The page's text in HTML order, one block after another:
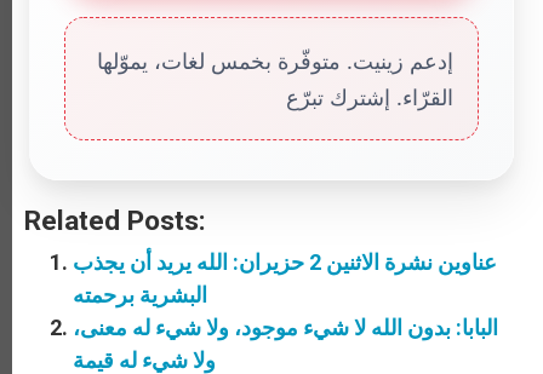
إدعم زينيت. متوفّرة بخمس لغات، يموّلها
القرّاء. إشترك تبرّع
Related Posts:
عناوين نشرة الاثنين 2 حزيران: الله يريد أن يجذب
البشرية برحمته
البابا: بدون الله لا شيء موجود، ولا شيء له معنى،
ولا شيء له قيمة